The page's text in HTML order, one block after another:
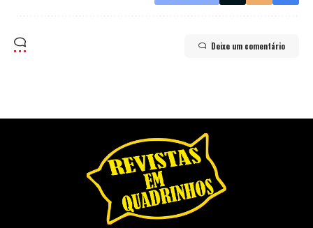
Deixe um comentário